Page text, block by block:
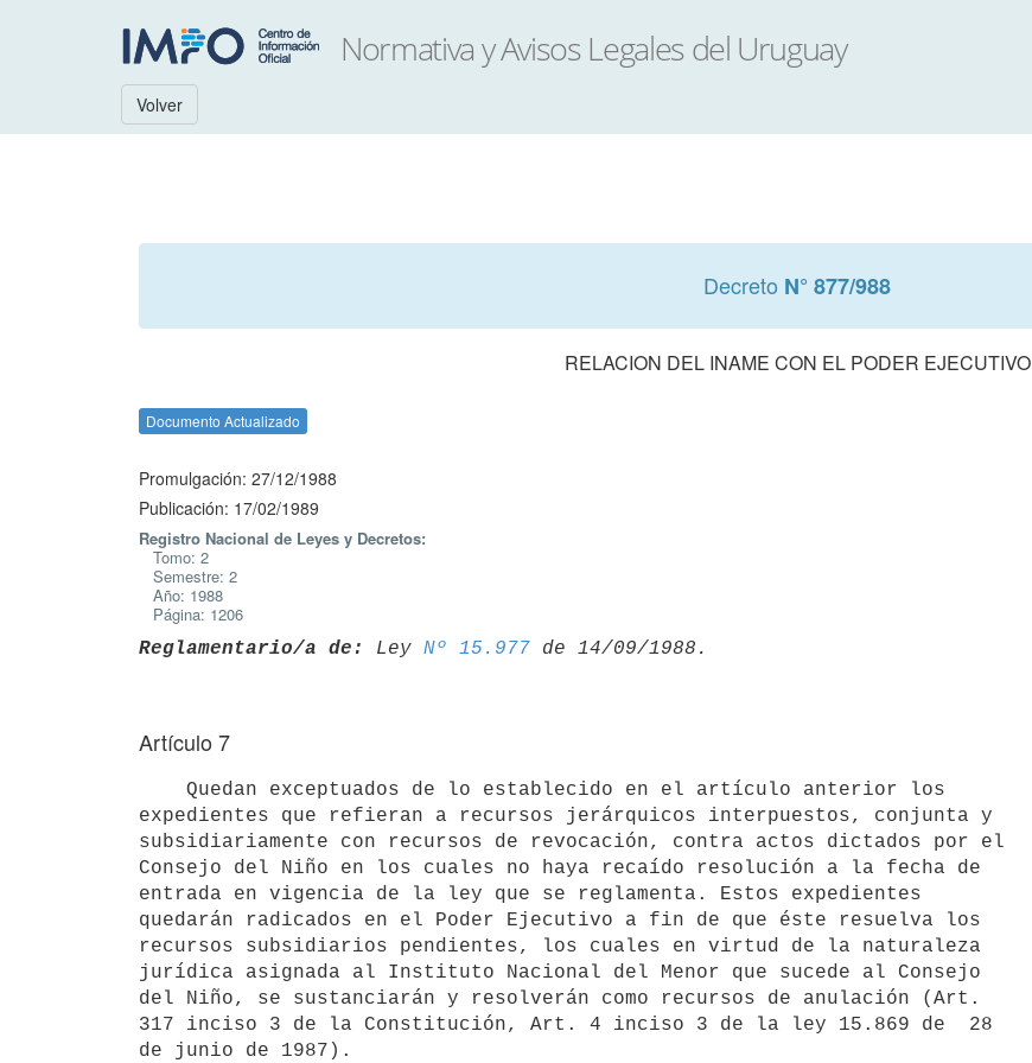
Volver
Decreto N° 877/988
RELACION DEL INAME CON EL PODER EJECUTIVO
Documento Actualizado
Promulgación: 27/12/1988
Publicación: 17/02/1989
Registro Nacional de Leyes y Decretos:
Tomo: 2
Semestre: 2
Año: 1988
Página: 1206
Reglamentario/a de: Ley Nº 15.977
Artículo 7
expedientes que refieran a recursos jerárquicos interpuestos, conjunta y
subsidiariamente con recursos de revocación, contra actos dictados por el
Consejo del Niño en los cuales no haya recaído resolución a la fecha de
entrada en vigencia de la ley que se reglamenta. Estos expedientes
quedarán radicados en el Poder Ejecutivo a fin de que éste resuelva los
recursos subsidiarios pendientes, los cuales en virtud de la naturaleza
jurídica asignada al Instituto Nacional del Menor que sucede al Consejo
del Niño, se sustanciarán y resolverán como recursos de anulación (Art.
317 inciso 3 de la Constitución, Art. 4 inciso 3 de la ley 15.869 de  28